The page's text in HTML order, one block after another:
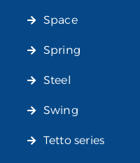
Space
Spring
Steel
Swing
Tetto series